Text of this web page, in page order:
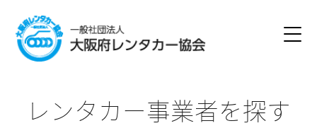
レンタカー事業者を探す